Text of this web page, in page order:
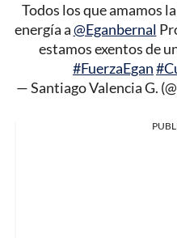
Todos los que amamos
energía a@Eganbernal
estamos exentos de
#FuerzaEgan
— Santiago Valencia G.